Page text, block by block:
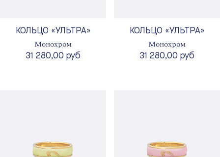
КОЛЬЦО «УЛЬТРА»
Монохром
31 280,00 руб
КОЛЬЦО «УЛЬТРА»
Монохром
31 280,00 руб